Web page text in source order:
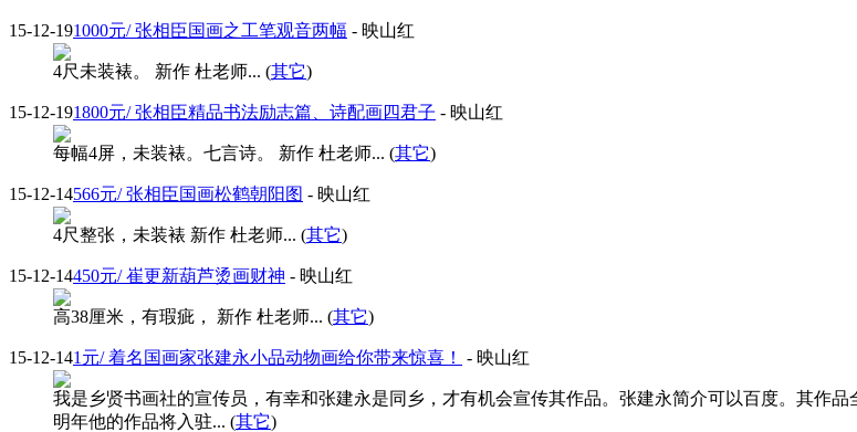
15-12-191000元/ 张相臣国画之工笔观音两幅 - 映山红
4尺未装裱。 新作 杜老师... (其它)
15-12-191800元/ 张相臣精品书法励志篇、诗配画四君子 - 映山红
每幅4屏，未装裱。七言诗。 新作 杜老师... (其它)
15-12-14566元/ 张相臣国画松鹤朝阳图 - 映山红
4尺整张，未装裱 新作 杜老师... (其它)
15-12-14450元/ 崔更新葫芦烫画财神 - 映山红
高38厘米，有瑕疵， 新作 杜老师... (其它)
15-12-141元/ 着名国画家张建永小品动物画给你带来惊喜！ - 映山红
我是乡贤书画社的宣传员，有幸和张建永是同乡，才有机会宣传其作品。张建永简介可以百度。其作
明年他的作品将入驻... (其它)